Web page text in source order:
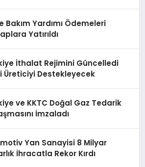
Bakım Yardımı Ödemeleri
Yatırıldı
İthalat Rejimini Güncelledi
Üreticiyi Destekleyecek
ve KKTC Doğal Gaz Tedarik
İmzaladı
Yan Sanayisi 8 Milyar
İhracatla Rekor Kırdı